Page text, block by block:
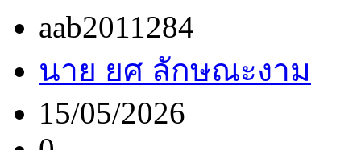
aab2011284
นาย ยศ ลักษณะงาม
15/05/2026